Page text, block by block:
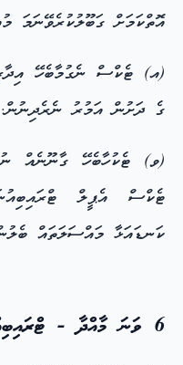
އޮތްކަމަށް ގަބޫލުކުރެވޭނަމަ
ގެ ދަށުން އަމުރު ނެރެދިނުން.
(ވ) ޓެކުހާބެހޭ ގާނޫނެއް
ޓެކްސް އެޕީލް
ކަނޑައަޅާ މައްސަލަތައް
6 ވަނަ މާއްދާ - ޓްރައިބިއުނަލްގެ ބާރުތައް